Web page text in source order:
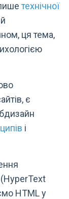
технічної
ця тема,
є
і
(HyperText
HTML у